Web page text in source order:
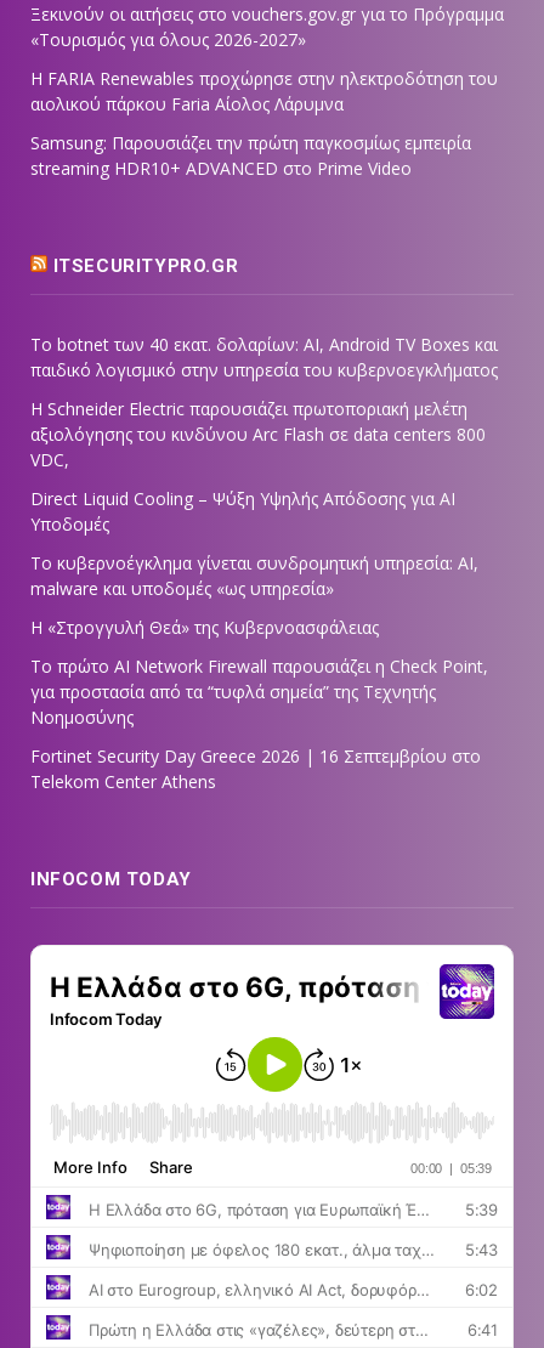
Ξεκινούν οι αιτήσεις στο vouchers.gov.gr για το Πρόγραμμα
«Τουρισμός για όλους 2026-2027»
Η FARIA Renewables προχώρησε στην ηλεκτροδότηση του
αιολικού πάρκου Faria Αίολος Λάρυμνα
Samsung: Παρουσιάζει την πρώτη παγκοσμίως εμπειρία
streaming HDR10+ ADVANCED στο Prime Video
ITSECURITYPRO.GR
Το botnet των 40 εκατ. δολαρίων: AI, Android TV Boxes και
παιδικό λογισμικό στην υπηρεσία του κυβερνοεγκλήματος
Η Schneider Electric παρουσιάζει πρωτοποριακή μελέτη
αξιολόγησης του κινδύνου Arc Flash σε data centers 800
VDC,
Direct Liquid Cooling – Ψύξη Υψηλής Απόδοσης για AI
Υποδομές
Το κυβερνοέγκλημα γίνεται συνδρομητική υπηρεσία: AI,
malware και υποδομές «ως υπηρεσία»
Η «Στρογγυλή Θεά» της Κυβερνοασφάλειας
Tο πρώτο AI Network Firewall παρουσιάζει η Check Point,
για προστασία από τα “τυφλά σημεία” της Τεχνητής
Νοημοσύνης
Fortinet Security Day Greece 2026 | 16 Σεπτεμβρίου στο
Telekom Center Athens
INFOCOM TODAY